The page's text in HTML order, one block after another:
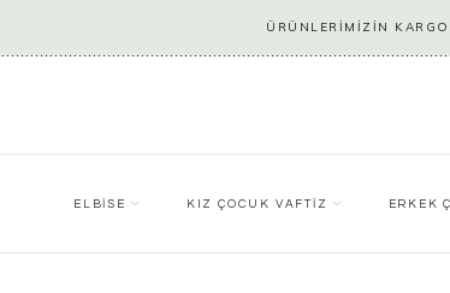
ÜRÜNLERİMİZİN
ELBİSE KIZ ÇOCUK VAFTİZ ERKEK